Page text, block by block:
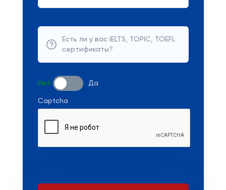
Есть ли у вас IELTS, TOPIC, TOEFL
сертификаты?
Нет Да
Captcha